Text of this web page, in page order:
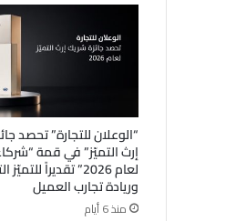
“الوعلان للتجارة” تحصد
إرث التميّز” في قمة
لعام 2026” تقديراً
وريادة تجارب العميل
منذ 6 أيام